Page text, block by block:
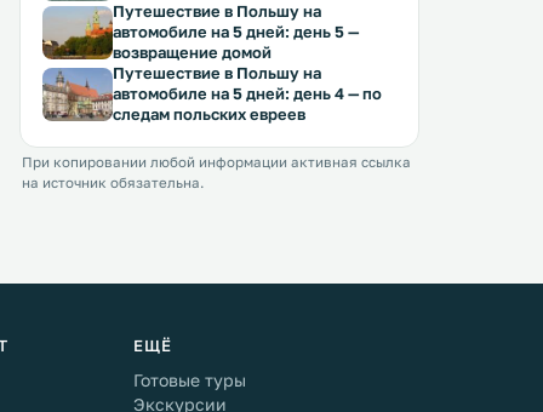
Путешествие в Польшу на
автомобиле на 5 дней: день 5 —
возвращение домой
Путешествие в Польшу на
автомобиле на 5 дней: день 4 — по
следам польских евреев
При копировании любой информации активная ссылка
на источник обязательна.
ЕЩЁ
Готовые туры
Экскурсии